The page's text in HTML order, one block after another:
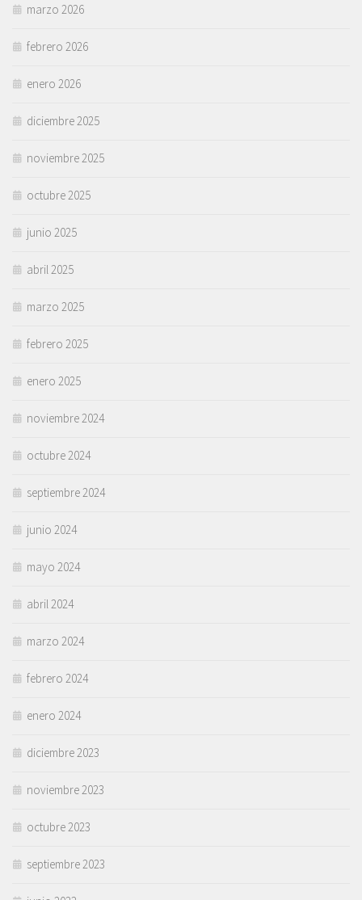
marzo 2026
febrero 2026
enero 2026
diciembre 2025
noviembre 2025
octubre 2025
junio 2025
abril 2025
marzo 2025
febrero 2025
enero 2025
noviembre 2024
octubre 2024
septiembre 2024
junio 2024
mayo 2024
abril 2024
marzo 2024
febrero 2024
enero 2024
diciembre 2023
noviembre 2023
octubre 2023
septiembre 2023